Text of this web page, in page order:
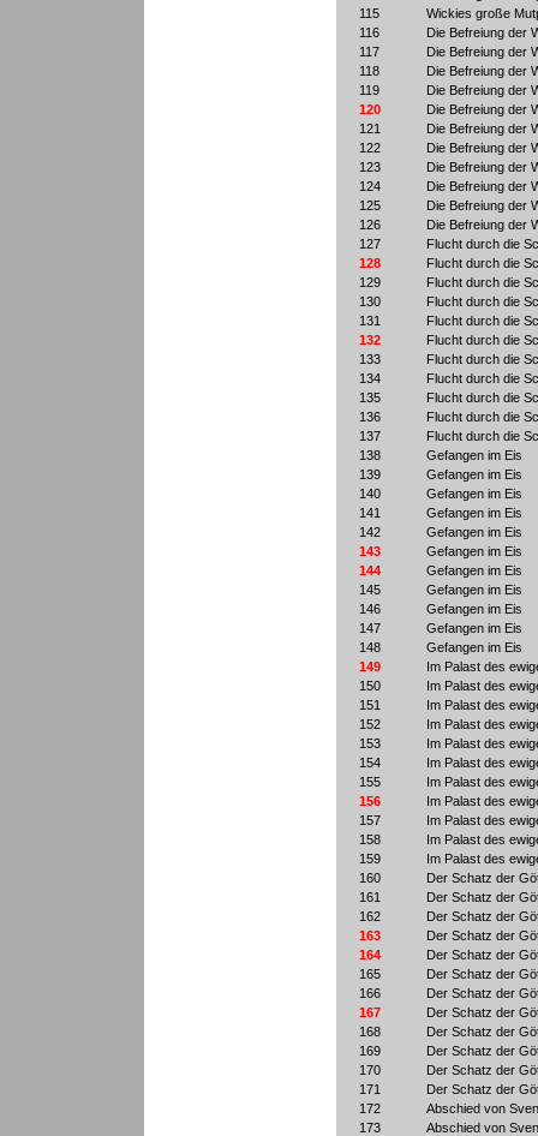
115
Wickies große
116
Die Befreiung der
117
Die Befreiung der
118
Die Befreiung der
119
Die Befreiung der
120
Die Befreiung der
121
Die Befreiung der
122
Die Befreiung der
123
Die Befreiung der
124
Die Befreiung der
125
Die Befreiung der
126
Die Befreiung der
127
Flucht durch die
128
Flucht durch die
129
Flucht durch die
130
Flucht durch die
131
Flucht durch die
132
Flucht durch die
133
Flucht durch die
134
Flucht durch die
135
Flucht durch die
136
Flucht durch die
137
Flucht durch die
138
Gefangen im Eis
139
Gefangen im Eis
140
Gefangen im Eis
141
Gefangen im Eis
142
Gefangen im Eis
143
Gefangen im Eis
144
Gefangen im Eis
145
Gefangen im Eis
146
Gefangen im Eis
147
Gefangen im Eis
148
Gefangen im Eis
149
Im Palast des
150
Im Palast des
151
Im Palast des
152
Im Palast des
153
Im Palast des
154
Im Palast des
155
Im Palast des
156
Im Palast des
157
Im Palast des
158
Im Palast des
159
Im Palast des
160
Der Schatz der
161
Der Schatz der
162
Der Schatz der
163
Der Schatz der
164
Der Schatz der
165
Der Schatz der
166
Der Schatz der
167
Der Schatz der
168
Der Schatz der
169
Der Schatz der
170
Der Schatz der
171
Der Schatz der
172
Abschied von
173
Abschied von